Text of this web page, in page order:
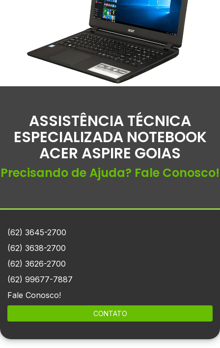
ASSISTÊNCIA TÉCNICA
ESPECIALIZADA NOTEBOOK
ACER ASPIRE GOIAS
Precisando de Ajuda? Fale Conosco!
(62) 3645-2700
(62) 3638-2700
(62) 3626-2700
(62) 99677-7887
Fale Conosco!
CONTATO